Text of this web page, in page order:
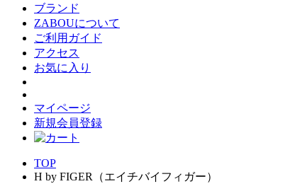
ブランド
ZABOUについて
ご利用ガイド
アクセス
お気に入り
マイページ
新規会員登録
TOP
H by FIGER（エイチバイフィガー）